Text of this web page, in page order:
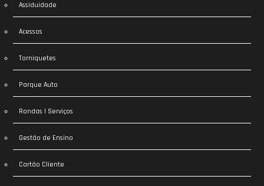
Assiduidade
Acessos
Torniquetes
Parque Auto
Rondas | Serviços
Gestão de Ensino
Cartão Cliente